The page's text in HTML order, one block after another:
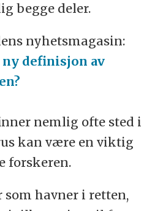
begge deler.
nyhetsmagasin:
definisjon av
nemlig ofte sted i
kan være en viktig
forskeren.
som havner i retten,